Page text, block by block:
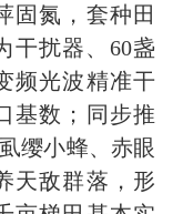
固氮，套种田
干扰器、60盏
频光波精准干
基数；同步推
缨小蜂、赤眼
天敌群落，形